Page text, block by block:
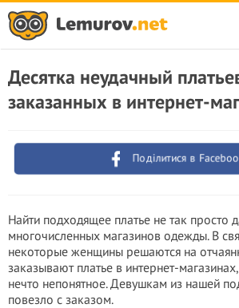
Десятка неудачный
заказанных в интернет-
Поділитися в
Найти подходящее платье не так просто
многочисленных магазинов одежды. В
некоторые женщины решаются на
заказывают платье в интернет-
нечто непонятное. Девушкам из нашей
повезло с заказом.